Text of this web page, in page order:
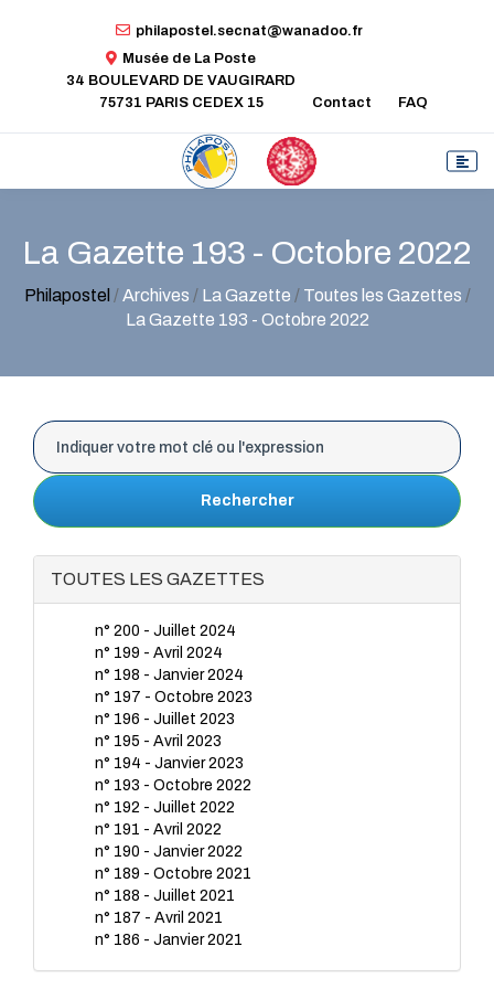
philapostel.secnat@wanadoo.fr
Musée de La Poste
34 BOULEVARD DE VAUGIRARD
75731 PARIS CEDEX 15
Contact FAQ
La Gazette 193 - Octobre 2022
Philapostel /Archives / La Gazette / Toutes les Gazettes /
La Gazette 193 - Octobre 2022
Rechercher
TOUTES LES GAZETTES
n° 200 - Juillet 2024
n° 199 - Avril 2024
n° 198 - Janvier 2024
n° 197 - Octobre 2023
n° 196 - Juillet 2023
n° 195 - Avril 2023
n° 194 - Janvier 2023
n° 193 - Octobre 2022
n° 192 - Juillet 2022
n° 191 - Avril 2022
n° 190 - Janvier 2022
n° 189 - Octobre 2021
n° 188 - Juillet 2021
n° 187 - Avril 2021
n° 186 - Janvier 2021